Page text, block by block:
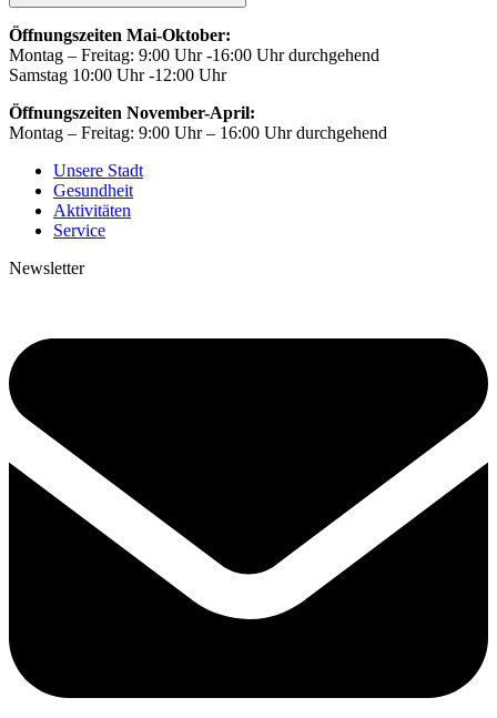
Öffnungszeiten Mai-Oktober:
Montag – Freitag: 9:00 Uhr -16:00 Uhr durchgehend
Samstag 10:00 Uhr -12:00 Uhr
Öffnungszeiten November-April:
Montag – Freitag: 9:00 Uhr – 16:00 Uhr durchgehend
Unsere Stadt
Gesundheit
Aktivitäten
Service
Newsletter